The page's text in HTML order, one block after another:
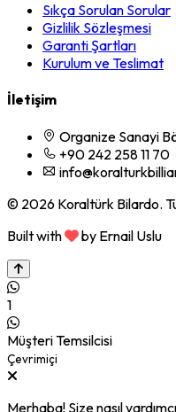
Sıkça Sorulan Sorular
Gizlilik Sözleşmesi
Garanti Şartları
Kurulum ve Teslimat
İletişim
Organize Sanayi
+90 242 258 11 70
© 2026 Koraltürk Bilardo.
Built with
by Ernail Uslu
1
Müşteri Temsilcisi
Çevrimiçi
Merhaba! Size nasıl